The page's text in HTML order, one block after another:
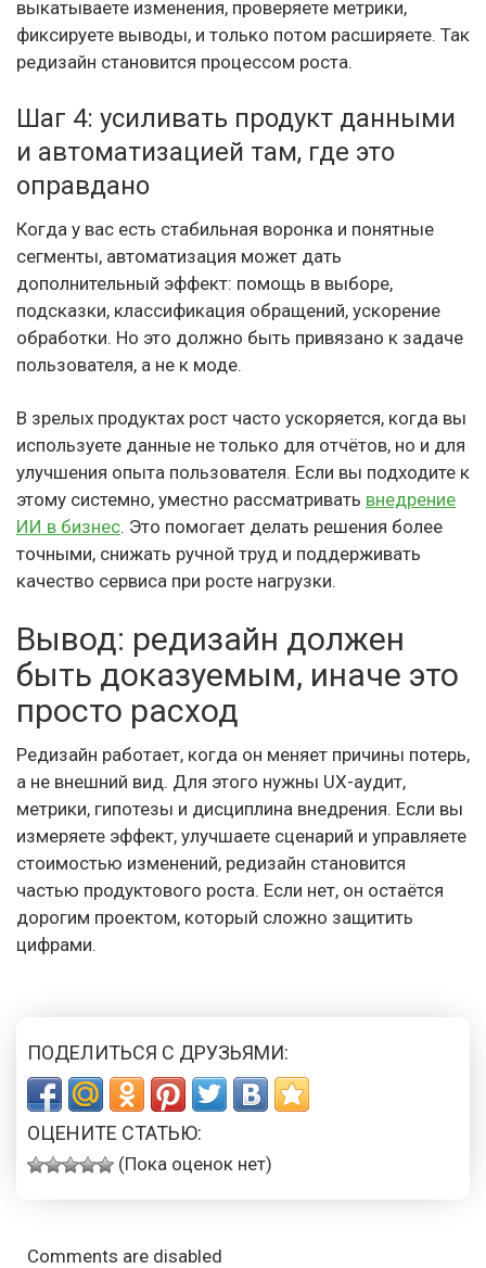
выкатываете изменения, проверяете метрики,
фиксируете выводы, и только потом расширяете. Так
редизайн становится процессом роста.
Шаг 4: усиливать продукт данными
и автоматизацией там, где это
оправдано
Когда у вас есть стабильная воронка и понятные
сегменты, автоматизация может дать
дополнительный эффект: помощь в выборе,
подсказки, классификация обращений, ускорение
обработки. Но это должно быть привязано к задаче
пользователя, а не к моде.
В зрелых продуктах рост часто ускоряется, когда вы
используете данные не только для отчётов, но и для
улучшения опыта пользователя. Если вы подходите к
этому системно, уместно рассматривать внедрение
ИИ в бизнес. Это помогает делать решения более
точными, снижать ручной труд и поддерживать
качество сервиса при росте нагрузки.
Вывод: редизайн должен
быть доказуемым, иначе это
просто расход
Редизайн работает, когда он меняет причины потерь,
а не внешний вид. Для этого нужны UX-аудит,
метрики, гипотезы и дисциплина внедрения. Если вы
измеряете эффект, улучшаете сценарий и управляете
стоимостью изменений, редизайн становится
частью продуктового роста. Если нет, он остаётся
дорогим проектом, который сложно защитить
цифрами.
ПОДЕЛИТЬСЯ С ДРУЗЬЯМИ:
ОЦЕНИТЕ СТАТЬЮ:
(Пока оценок нет)
Comments are disabled